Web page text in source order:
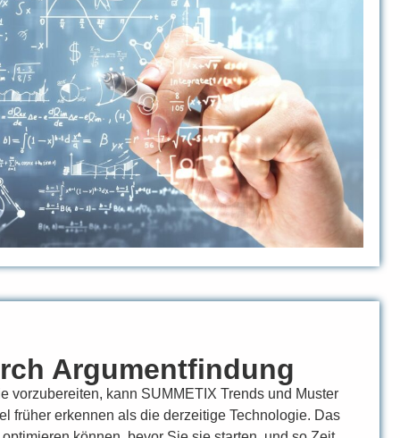
Argumentfindung
vorzubereiten, kann SUMMETIX Trends und Muster
früher erkennen als die derzeitige Technologie. Das